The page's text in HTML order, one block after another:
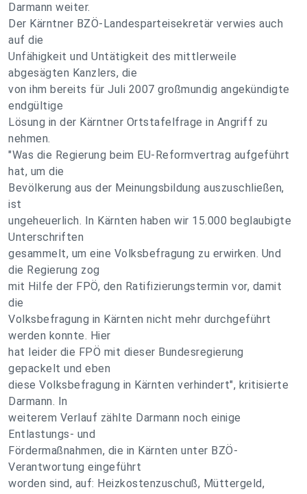
Darmann weiter.
Der Kärntner BZÖ-Landesparteisekretär verwies auch
auf die
Unfähigkeit und Untätigkeit des mittlerweile
abgesägten Kanzlers, die
von ihm bereits für Juli 2007 großmundig angekündigte
endgültige
Lösung in der Kärntner Ortstafelfrage in Angriff zu
nehmen.
"Was die Regierung beim EU-Reformvertrag aufgeführt
hat, um die
Bevölkerung aus der Meinungsbildung auszuschließen,
ist
ungeheuerlich. In Kärnten haben wir 15.000 beglaubigte
Unterschriften
gesammelt, um eine Volksbefragung zu erwirken. Und
die Regierung zog
mit Hilfe der FPÖ, den Ratifizierungstermin vor, damit
die
Volksbefragung in Kärnten nicht mehr durchgeführt
werden konnte. Hier
hat leider die FPÖ mit dieser Bundesregierung
gepackelt und eben
diese Volksbefragung in Kärnten verhindert", kritisierte
Darmann. In
weiterem Verlauf zählte Darmann noch einige
Entlastungs- und
Fördermaßnahmen, die in Kärnten unter BZÖ-
Verantwortung eingeführt
worden sind, auf: Heizkostenzuschuß, Müttergeld,